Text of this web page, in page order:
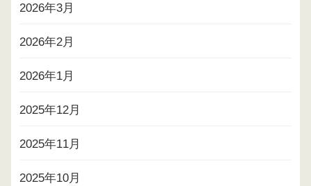
2026年3月
2026年2月
2026年1月
2025年12月
2025年11月
2025年10月